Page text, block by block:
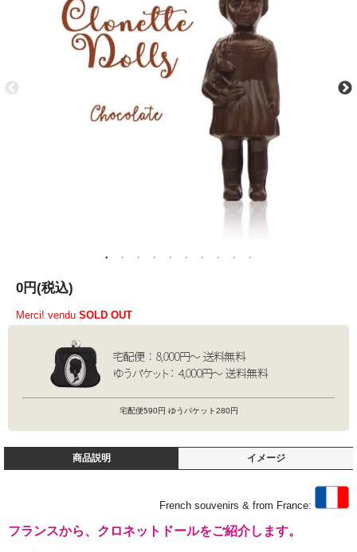
0円(税込)
Merci! vendu SOLD OUT
宅配便590円 ゆうパケット280円
商品説明 イメージ
French souvenirs & from France:
フランスから、クロネットドールをご紹介します。